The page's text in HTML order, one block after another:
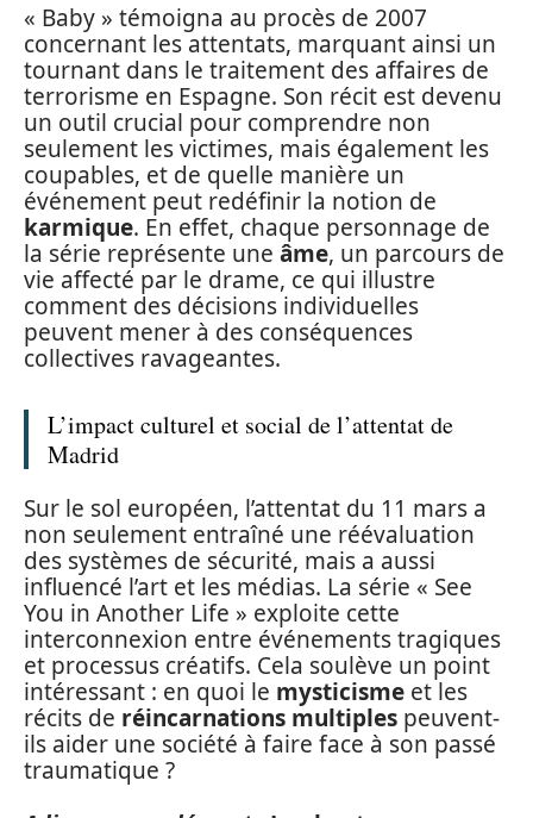
« Baby » témoigna au procès de 2007
concernant les attentats, marquant ainsi un
tournant dans le traitement des affaires de
terrorisme en Espagne. Son récit est devenu
un outil crucial pour comprendre non
seulement les victimes, mais également les
coupables, et de quelle manière un
événement peut redéfinir la notion de
karmique. En effet, chaque personnage de
la série représente une âme, un parcours de
vie affecté par le drame, ce qui illustre
comment des décisions individuelles
peuvent mener à des conséquences
collectives ravageantes.
L’impact culturel et social de l’attentat de
Madrid
Sur le sol européen, l’attentat du 11 mars a
non seulement entraîné une réévaluation
des systèmes de sécurité, mais a aussi
influencé l’art et les médias. La série « See
You in Another Life » exploite cette
interconnexion entre événements tragiques
et processus créatifs. Cela soulève un point
intéressant : en quoi le mysticisme et les
récits de réincarnations multiples peuvent-
ils aider une société à faire face à son passé
traumatique ?